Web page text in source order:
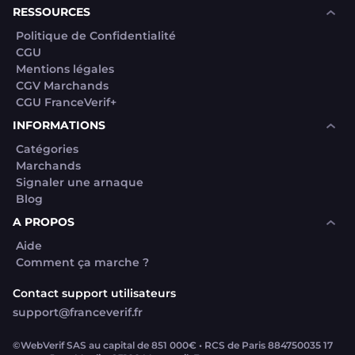
RESSOURCES
Politique de Confidentialité
CGU
Mentions légales
CGV Marchands
CGU FranceVerif+
INFORMATIONS
Catégories
Marchands
Signaler une arnaque
Blog
A PROPOS
Aide
Comment ça marche ?
Contact support utilisateurs
support@franceverif.fr
©WebVerif SAS au capital de 851 000€ • RCS de Paris 884750035 17